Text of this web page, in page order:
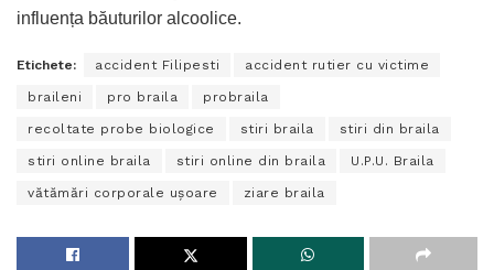
influența băuturilor alcoolice.
Etichete: accident Filipesti accident rutier cu victime
braileni pro braila probraila
recoltate probe biologice stiri braila stiri din braila
stiri online braila stiri online din braila U.P.U. Braila
vătămări corporale uşoare ziare braila